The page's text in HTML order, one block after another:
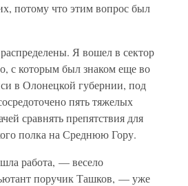
потому что этим вопрос был
Я вошел в сектор
с которым был знаком еще во
в Олонецкой губернии, под
пять тяжелых
сравнять препятствия для
полка на Среднюю Гору.
работа, — весело
поручик Ташков, — уже